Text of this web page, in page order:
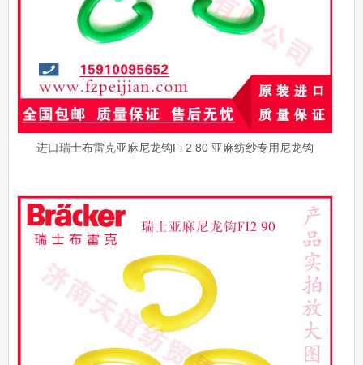
进口瑞士布雷克亚麻尼龙钩Fi 2 80 亚麻纺纱专用尼龙钩